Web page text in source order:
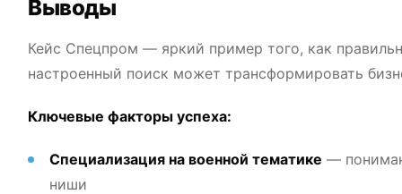
Выводы
Кейс Спецпром — яркий пример того, как
настроенный поиск может трансформировать
Ключевые факторы успеха:
Специализация на военной тематике —
ниши